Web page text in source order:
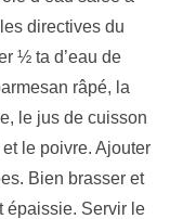
directives du
½ ta d’eau de
râpé, la
le jus de cuisson
le poivre. Ajouter
Bien brasser et
épaissie. Servir le